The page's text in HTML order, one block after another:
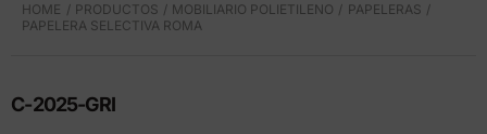
HOME PRODUCTOS MOBILIARIO POLIETILENO
PAPELERAS
PAPELERA SELECTIVA ROMA
C-2025-GRI